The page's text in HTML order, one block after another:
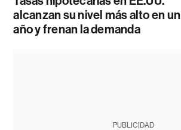
alcanzan su nivel más alto en un
año y frenan la demanda
PUBLICIDAD